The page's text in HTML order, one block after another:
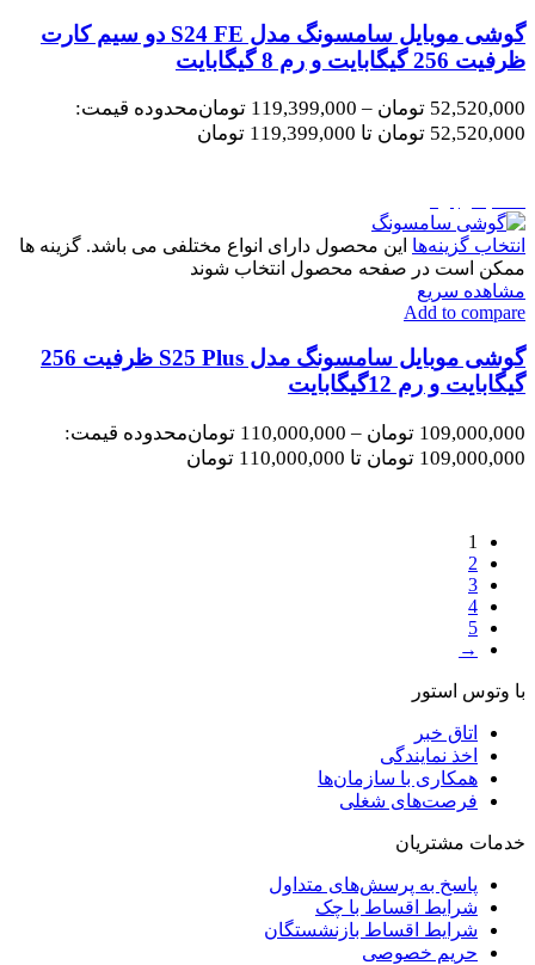
گوشی موبایل سامسونگ مدل S24 FE دو سیم کارت
ظرفیت 256 گیگابایت و رم 8 گیگابایت
52,520,000 تومان –
119,399,000 تومانمحدوده قیمت:
52,520,000 تومان تا 119,399,000 تومان
انتخاب گزینه‌ها این محصول دارای انواع مختلفی می باشد. گزینه ها
ممکن است در صفحه محصول انتخاب شوند
مشاهده سریع
Add to compare
گوشی موبایل سامسونگ مدل S25 Plus ظرفیت 256
گیگابایت و رم 12گیگابایت
109,000,000 تومان –
110,000,000 تومانمحدوده قیمت:
109,000,000 تومان تا 110,000,000 تومان
1
2
3
4
5
→
با وتوس استور
اتاق خبر
اخذ نمایندگی
همکاری با سازمان‌ها
فرصت‌های شغلی
خدمات مشتریان
پاسخ به پرسش‌های متداول
شرایط اقساط با چک
شرایط اقساط بازنشستگان
حریم خصوصی